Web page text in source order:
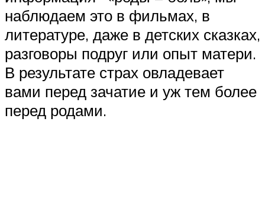
наблюдаем это в фильмах, в
литературе, даже в детских сказках,
разговоры подруг или опыт матери.
В результате страх овладевает
вами перед зачатие и уж тем более
перед родами.